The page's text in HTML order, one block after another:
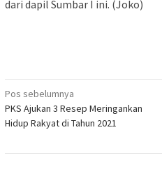
dari dapil Sumbar I ini. (Joko)
Navigasi
pos
Pos sebelumnya
PKS Ajukan 3 Resep Meringankan
Hidup Rakyat di Tahun 2021